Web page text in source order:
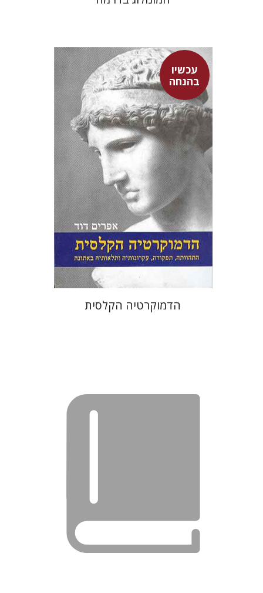
עכשיו
בהנחה
אפרים דוד
עכשיו בהנחה
$39
$28
הדמוקרטיה הקלסית